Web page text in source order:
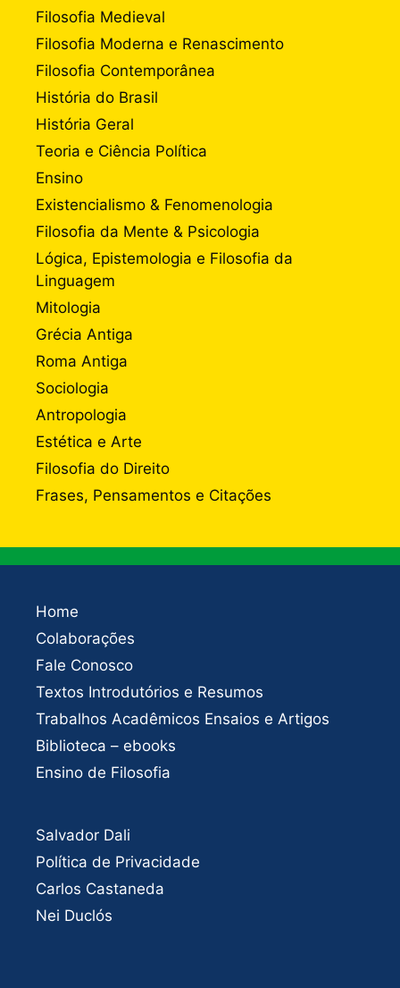
Filosofia Medieval
Filosofia Moderna e Renascimento
Filosofia Contemporânea
História do Brasil
História Geral
Teoria e Ciência Política
Ensino
Existencialismo & Fenomenologia
Filosofia da Mente & Psicologia
Lógica, Epistemologia e Filosofia da
Linguagem
Mitologia
Grécia Antiga
Roma Antiga
Sociologia
Antropologia
Estética e Arte
Filosofia do Direito
Frases, Pensamentos e Citações
Home
Colaborações
Fale Conosco
Textos Introdutórios e Resumos
Trabalhos Acadêmicos Ensaios e Artigos
Biblioteca – ebooks
Ensino de Filosofia
Salvador Dali
Política de Privacidade
Carlos Castaneda
Nei Duclós